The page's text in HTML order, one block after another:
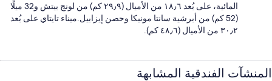
المائية، على بُعد ١٨٫٦ من الأميال (٢٩٫٩ كم) من لونج بيتش و32 ميلًا
(52 كم) من أبرشية سانتا مونيكا وحصن إيزابيل.ميناء تايتاي على بُعد
٣٠٫٢ من الأميال (٤٨٫٦ كم).
المنشآت الفندقية المشابهة